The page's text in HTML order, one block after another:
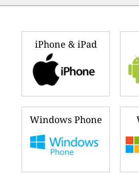
iPhone & iPad
Windows Phone